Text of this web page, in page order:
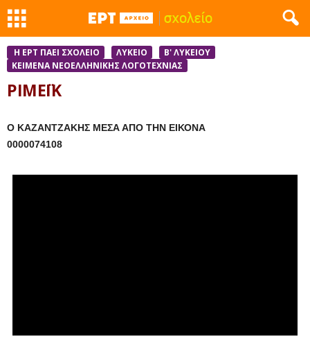
Η ΕΡΤ ΠΑΕΙ ΣΧΟΛΕΙΟ ΛΥΚΕΙΟ
Β' ΛΥΚΕΙΟΥ
ΚΕΊΜΕΝΑ ΝΕΟΕΛΛΗΝΙΚΉΣ ΛΟΓΟΤΕΧΝΊΑΣ
ΡΙΜΕΪΚ
Ο ΚΑΖΑΝΤΖΑΚΗΣ ΜΕΣΑ ΑΠΟ ΤΗΝ ΕΙΚΟΝΑ
0000074108